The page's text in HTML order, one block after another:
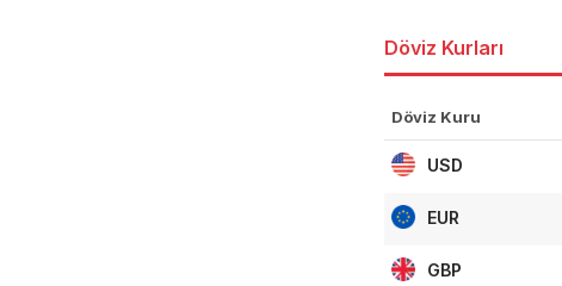
Döviz Kurları
Döviz Kuru
USD
EUR
GBP